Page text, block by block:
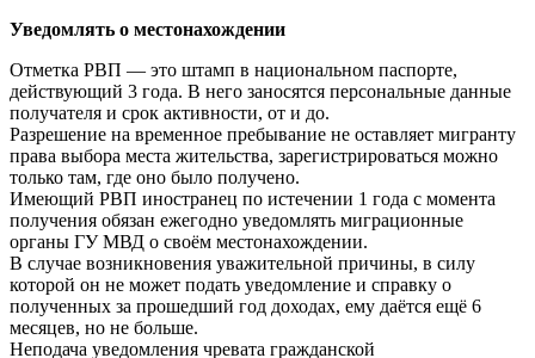
Уведомлять о местонахождении
Отметка РВП — это штамп в национальном паспорте,
действующий 3 года. В него заносятся персональные данные
получателя и срок активности, от и до.
Разрешение на временное пребывание не оставляет мигранту
права выбора места жительства, зарегистрироваться можно
только там, где оно было получено.
Имеющий РВП иностранец по истечении 1 года с момента
получения обязан ежегодно уведомлять миграционные
органы ГУ МВД о своём местонахождении.
В случае возникновения уважительной причины, в силу
которой он не может подать уведомление и справку о
полученных за прошедший год доходах, ему даётся ещё 6
месяцев, но не больше.
Неподача уведомления чревата гражданской